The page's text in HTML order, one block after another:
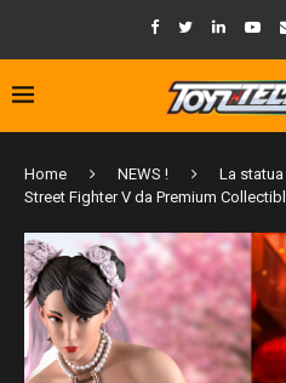
Home NEWS !
La
Street Fighter V da Premium